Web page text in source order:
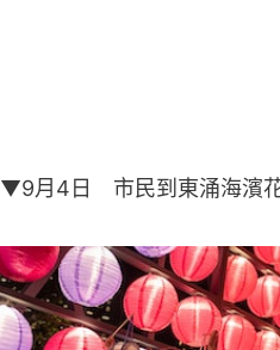
▼9月4日 市民到東涌海濱